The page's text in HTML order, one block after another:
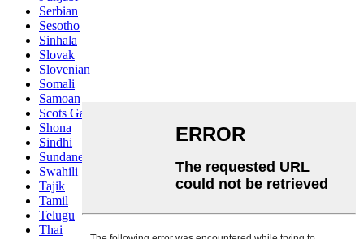
Serbian
Sesotho
Sinhala
Slovak
Slovenian
Somali
Samoan
Scots Gaelic
Shona
Sindhi
Sundanese
Swahili
Tajik
Tamil
Telugu
Thai